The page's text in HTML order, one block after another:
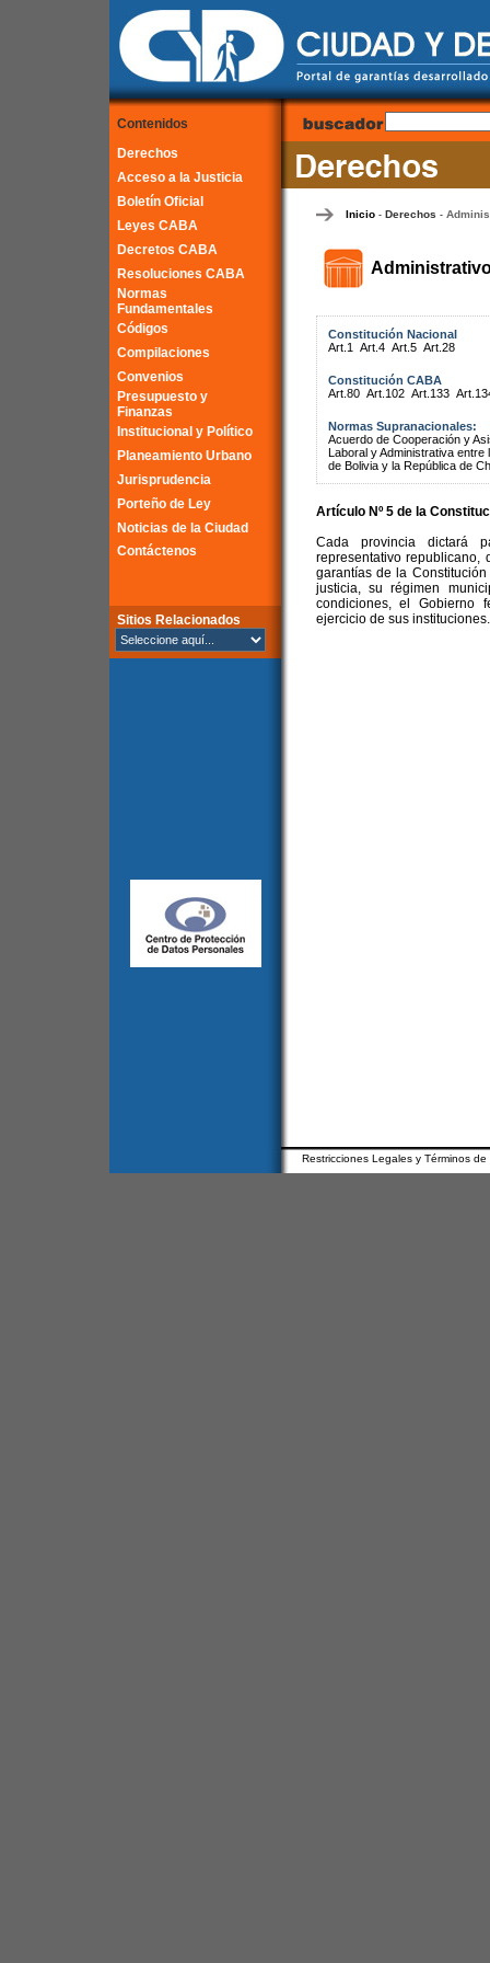
Contenidos
Derechos
Acceso a la Justicia
Boletín Oficial
Leyes CABA
Decretos CABA
Resoluciones CABA
Normas
Fundamentales
Códigos
Compilaciones
Convenios
Presupuesto y
Finanzas
Institucional y Político
Planeamiento Urbano
Jurisprudencia
Porteño de Ley
Noticias de la Ciudad
Contáctenos
Sitios Relacionados
Inicio- Derechos -
Constitución Nacional
Art.1
Art.4 Art.5 Art.28
Constitución CABA
Art.80 Art.102 Art.133
Normas Supranacionales:
Acuerdo de Cooperación y
Laboral y Administrativa
de Bolivia y la República de
Artículo Nº 5 de la
Cada provincia dictará
representativo
garantías de la
justicia, su régimen
condiciones, el Gobierno
ejercicio de sus instituciones.
Restricciones Legales y Términos de